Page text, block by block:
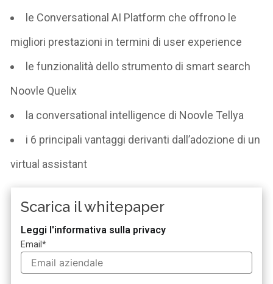
le Conversational AI Platform che offrono le
migliori prestazioni in termini di user experience
le funzionalità dello strumento di smart search
Noovle Quelix
la conversational intelligence di Noovle Tellya
i 6 principali vantaggi derivanti dall’adozione di un
virtual assistant
Scarica il whitepaper
Leggi l'informativa sulla privacy
Email*